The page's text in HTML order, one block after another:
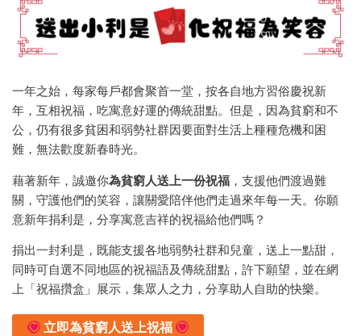
一年之始，每家每戶都會聚首一堂，按各自地方習俗慶祝新
年，互相祝福，吃寓意好運的傳統甜點。但是，因為貧窮和不
公，仍有很多貧困和弱勢社群因要面對生活上種種危機和困
難，無法歡度新春時光。
藉著新年，誠邀你為貧窮人送上一份祝福 ，支援他們渡過難
關，守護他們的笑容，讓關愛陪伴他們走過來年每一天。你願
意新年捐利是，分享寓意吉祥的祝福給他們嗎？
捐出一封利是，既能支援各地弱勢社群和兒童，送上一點甜，
同時可自選不同地區的祝福語及傳統甜點，許下願望，並在網
上「祝福攢盒」展示，集眾人之力，分享助人自助的快樂。
立即為貧窮人送上祝福